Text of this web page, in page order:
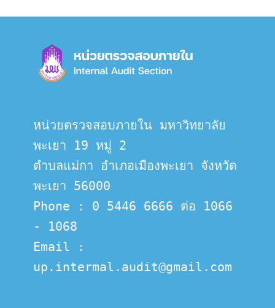
หน่วยตรวจสอบภายใน มหาวิทยาลัย
พะเยา 19 หมู่ 2
ตำบลแม่กา อำเภอเมืองพะเยา จังหวัด
พะเยา 56000
Phone : 0 5446 6666 ต่อ 1066
- 1068
Email :
up.intermal.audit@gmail.com